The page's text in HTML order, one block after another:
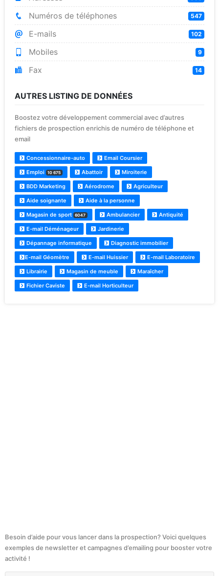
Numéros de téléphones 547
E-mails 102
Mobiles 9
Fax 14
AUTRES LISTING DE DONNÉES
Boostez votre développement commercial avec d’autres
fichiers de prospection enrichis de numéro de téléphone et
email
Concessionnaire-auto Email Coursier
Emploi 10 675 Abattoir Miroiterie
BDD Marketing Aérodrome Agriculteur
Aide soignante Aide à la personne
Magasin de sport 6047 Ambulancier Antiquité
E-mail Déménageur Jardinerie
Dépannage informatique Diagnostic immobilier
E-mail Géomètre E-mail Huissier E-mail Laboratoire
Librairie Magasin de meuble Maraîcher
Fichier Caviste E-mail Horticulteur
Besoin d’aide pour vous lancer dans la prospection? Voici quelques
exemples de newsletter et campagnes d’emailing pour booster votre
activité !